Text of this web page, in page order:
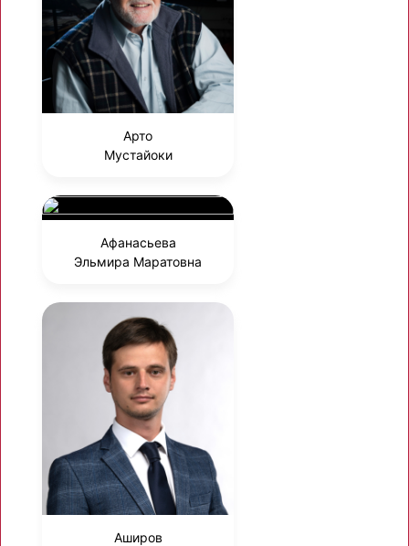
Арто
Мустайоки
Афанасьева
Эльмира Маратовна
Аширов